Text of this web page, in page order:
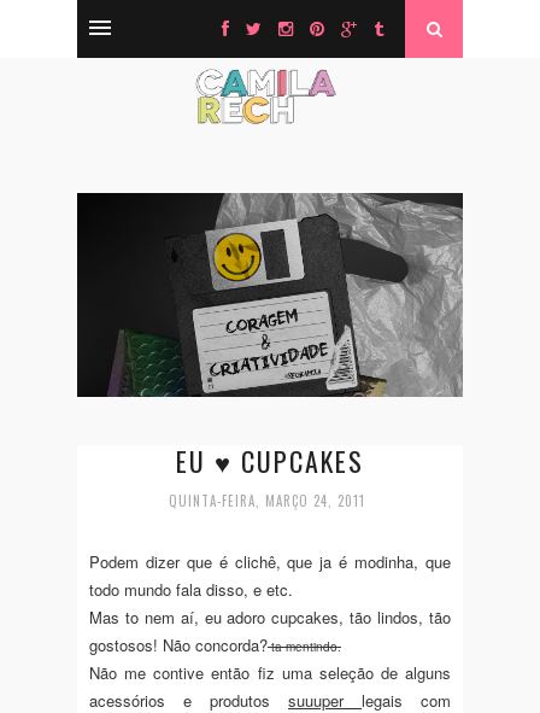
EU ♥ CUPCAKES
QUINTA-FEIRA, MARÇO 24, 2011
Podem dizer que é clichê, que ja é modinha, que
todo mundo fala disso, e etc.
Mas to nem aí, eu adoro cupcakes, tão lindos, tão
gostosos! Não concorda?ta mentindo.
Não me contive então fiz uma seleção de alguns
acessórios e produtos suuuper legais com